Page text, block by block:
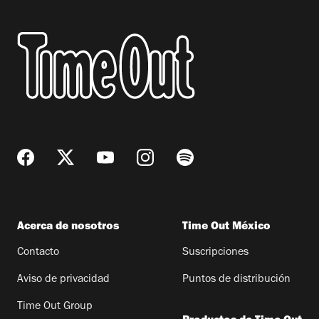
Acerca de nosotros
Contacto
Aviso de privacidad
Time Out Group
Time Out México
Suscripciones
Puntos de distribución